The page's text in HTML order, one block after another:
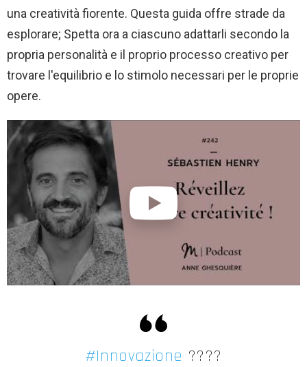
una creatività fiorente. Questa guida offre strade da
esplorare; Spetta ora a ciascuno adattarli secondo la
propria personalità e il proprio processo creativo per
trovare l'equilibrio e lo stimolo necessari per le proprie
opere.
#Innovazione ????